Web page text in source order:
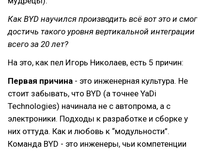
Как BYD научился производить всё вот это и смог
достичь такого уровня вертикальной интеграции
всего за 20 лет?
На это, как пел Игорь Николаев, есть 5 причин:
Первая причина - это инженерная культура. Не
стоит забывать, что BYD (а точнее YaDi
Technologies) начинала не с автопрома, а с
электроники. Подходы к разработке и сборке у
них оттуда. Как и любовь к “модульности”.
Команда BYD - это инженеры, чьи компетенции